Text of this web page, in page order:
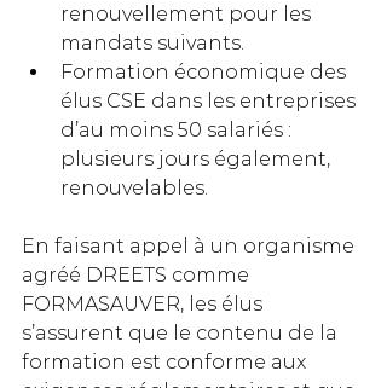
renouvellement pour les
mandats suivants.
Formation économique des
élus CSE dans les entreprises
d’au moins 50 salariés :
plusieurs jours également,
renouvelables.
En faisant appel à un organisme
agréé DREETS comme
FORMASAUVER, les élus
s’assurent que le contenu de la
formation est conforme aux